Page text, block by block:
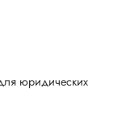
юридических